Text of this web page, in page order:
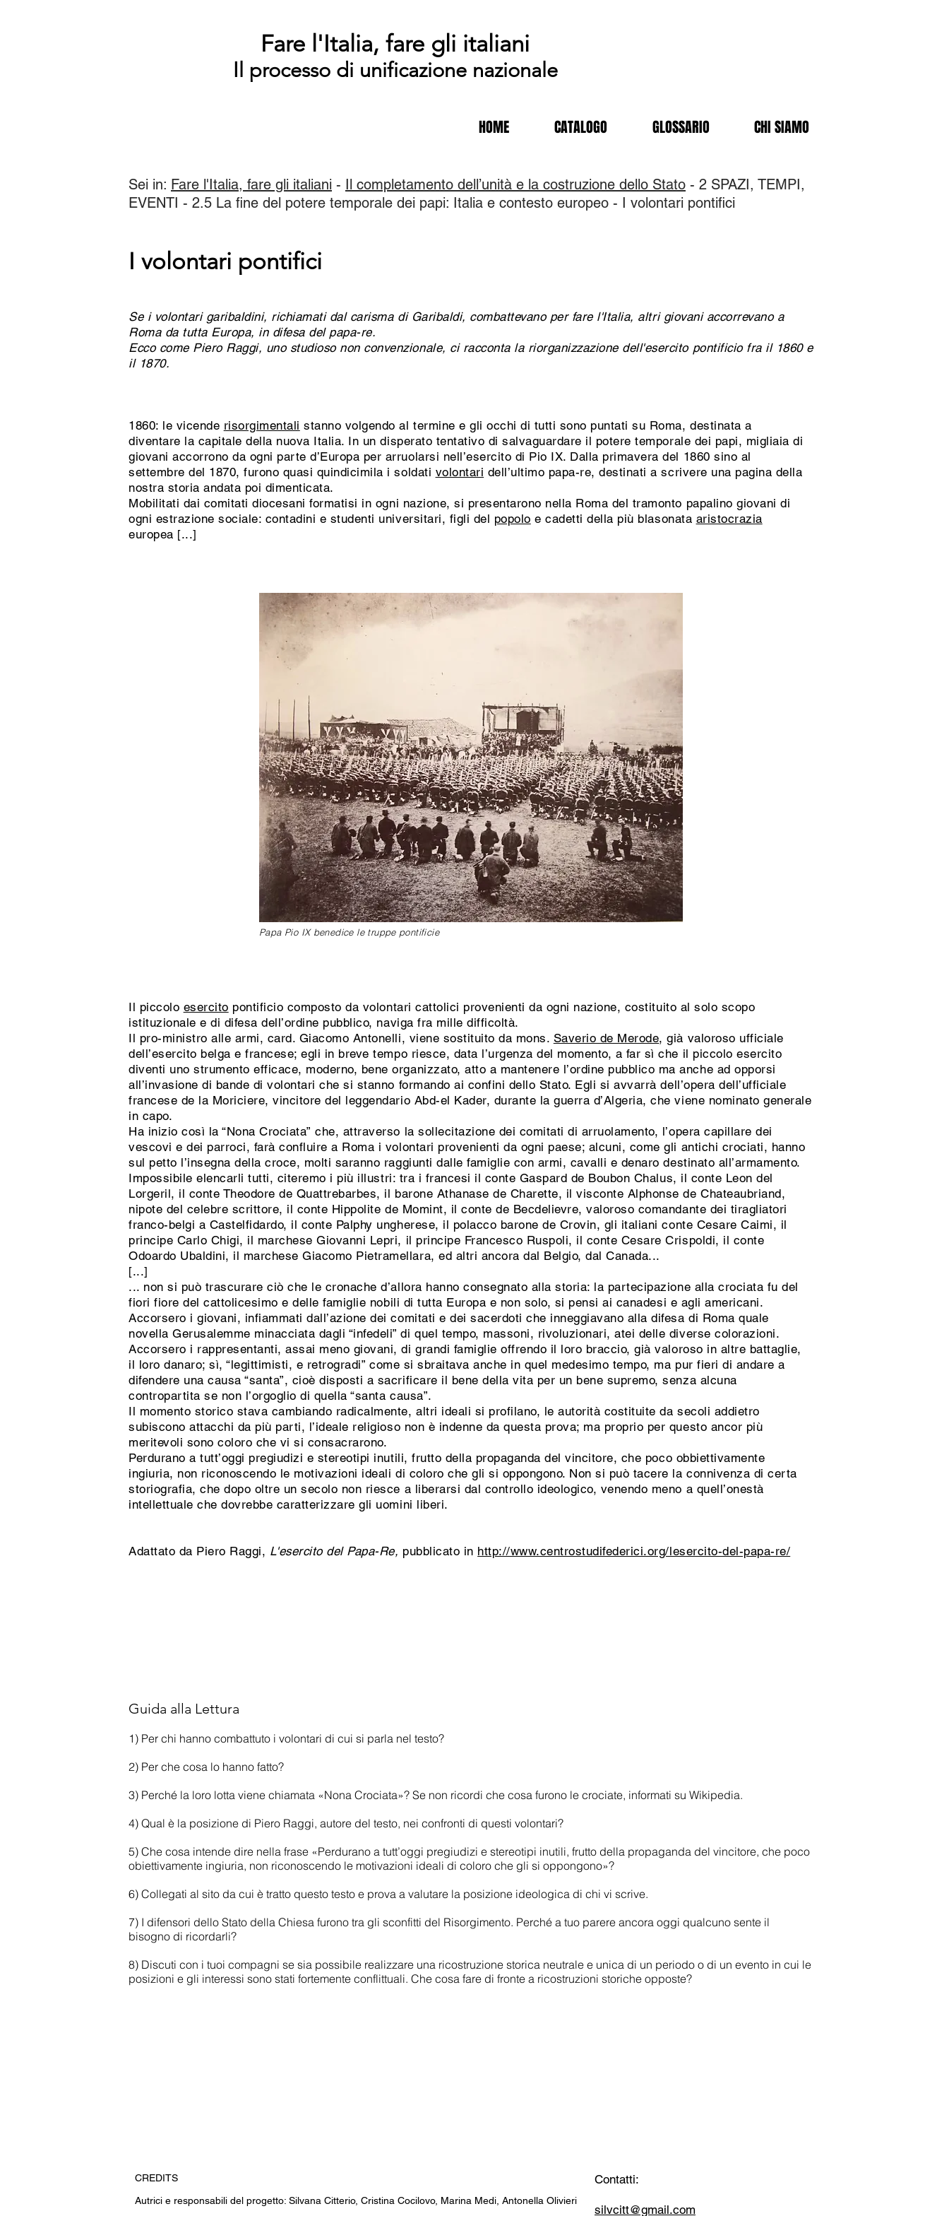
Fare l'Italia, fare gli italiani
Il processo di unificazione nazionale
HOME CATALOGO GLOSSARIO CHI SIAMO
Sei in: Fare l'Italia, fare gli italiani - Il completamento dell’unità e la costruzione dello Stato - 2 SPAZI, TEMPI,
EVENTI - 2.5 La fine del potere temporale dei papi: Italia e contesto europeo - I volontari pontifici
I volontari pontifici
Se i volontari garibaldini, richiamati dal carisma di Garibaldi, combattevano per fare l'Italia, altri giovani accorrevano a
Roma da tutta Europa, in difesa del papa-re.
Ecco come Piero Raggi, uno studioso non convenzionale, ci racconta la riorganizzazione dell'esercito pontificio fra il 1860 e
il 1870.
1860: le vicende risorgimentali stanno volgendo al termine e gli occhi di tutti sono puntati su Roma, destinata a
diventare la capitale della nuova Italia. In un disperato tentativo di salvaguardare il potere temporale dei papi, migliaia di
giovani accorrono da ogni parte d’Europa per arruolarsi nell’esercito di Pio IX. Dalla primavera del 1860 sino al
settembre del 1870, furono quasi quindicimila i soldati volontari dell’ultimo papa-re, destinati a scrivere una pagina della
nostra storia andata poi dimenticata.
Mobilitati dai comitati diocesani formatisi in ogni nazione, si presentarono nella Roma del tramonto papalino giovani di
ogni estrazione sociale: contadini e studenti universitari, figli del popolo e cadetti della più blasonata aristocrazia
europea [...]
Papa Pio IX benedice le truppe pontificie
Il piccolo esercito pontificio composto da volontari cattolici provenienti da ogni nazione, costituito al solo scopo
istituzionale e di difesa dell’ordine pubblico, naviga fra mille difficoltà.
Il pro-ministro alle armi, card. Giacomo Antonelli, viene sostituito da mons. Saverio de Merode, già valoroso ufficiale
dell’esercito belga e francese; egli in breve tempo riesce, data l’urgenza del momento, a far sì che il piccolo esercito
diventi uno strumento efficace, moderno, bene organizzato, atto a mantenere l’ordine pubblico ma anche ad opporsi
all’invasione di bande di volontari che si stanno formando ai confini dello Stato. Egli si avvarrà dell’opera dell’ufficiale
francese de la Moriciere, vincitore del leggendario Abd-el Kader, durante la guerra d’Algeria, che viene nominato generale
in capo.
Ha inizio così la “Nona Crociata” che, attraverso la sollecitazione dei comitati di arruolamento, l’opera capillare dei
vescovi e dei parroci, farà confluire a Roma i volontari provenienti da ogni paese; alcuni, come gli antichi crociati, hanno
sul petto l’insegna della croce, molti saranno raggiunti dalle famiglie con armi, cavalli e denaro destinato all’armamento.
Impossibile elencarli tutti, citeremo i più illustri: tra i francesi il conte Gaspard de Boubon Chalus, il conte Leon del
Lorgeril, il conte Theodore de Quattrebarbes, il barone Athanase de Charette, il visconte Alphonse de Chateaubriand,
nipote del celebre scrittore, il conte Hippolite de Momint, il conte de Becdelievre, valoroso comandante dei tiragliatori
franco-belgi a Castelfidardo, il conte Palphy ungherese, il polacco barone de Crovin, gli italiani conte Cesare Caimi, il
principe Carlo Chigi, il marchese Giovanni Lepri, il principe Francesco Ruspoli, il conte Cesare Crispoldi, il conte
Odoardo Ubaldini, il marchese Giacomo Pietramellara, ed altri ancora dal Belgio, dal Canada...
[...]
... non si può trascurare ciò che le cronache d’allora hanno consegnato alla storia: la partecipazione alla crociata fu del
fiori fiore del cattolicesimo e delle famiglie nobili di tutta Europa e non solo, si pensi ai canadesi e agli americani.
Accorsero i giovani, infiammati dall’azione dei comitati e dei sacerdoti che inneggiavano alla difesa di Roma quale
novella Gerusalemme minacciata dagli “infedeli” di quel tempo, massoni, rivoluzionari, atei delle diverse colorazioni.
Accorsero i rappresentanti, assai meno giovani, di grandi famiglie offrendo il loro braccio, già valoroso in altre battaglie,
il loro danaro; sì, “legittimisti, e retrogradi” come si sbraitava anche in quel medesimo tempo, ma pur fieri di andare a
difendere una causa “santa”, cioè disposti a sacrificare il bene della vita per un bene supremo, senza alcuna
contropartita se non l’orgoglio di quella “santa causa”.
Il momento storico stava cambiando radicalmente, altri ideali si profilano, le autorità costituite da secoli addietro
subiscono attacchi da più parti, l’ideale religioso non è indenne da questa prova; ma proprio per questo ancor più
meritevoli sono coloro che vi si consacrarono.
Perdurano a tutt’oggi pregiudizi e stereotipi inutili, frutto della propaganda del vincitore, che poco obbiettivamente
ingiuria, non riconoscendo le motivazioni ideali di coloro che gli si oppongono. Non si può tacere la connivenza di certa
storiografia, che dopo oltre un secolo non riesce a liberarsi dal controllo ideologico, venendo meno a quell’onestà
intellettuale che dovrebbe caratterizzare gli uomini liberi.
Adattato da Piero Raggi, L'esercito del Papa-Re, pubblicato in http://www.centrostudifederici.org/lesercito-del-papa-re/
Guida alla Lettura
1) Per chi hanno combattuto i volontari di cui si parla nel testo?
2) Per che cosa lo hanno fatto?
3) Perché la loro lotta viene chiamata «Nona Crociata»? Se non ricordi che cosa furono le crociate, informati su Wikipedia.
4) Qual è la posizione di Piero Raggi, autore del testo, nei confronti di questi volontari?
5) Che cosa intende dire nella frase «Perdurano a tutt’oggi pregiudizi e stereotipi inutili, frutto della propaganda del vincitore, che poco
obiettivamente ingiuria, non riconoscendo le motivazioni ideali di coloro che gli si oppongono»?
6) Collegati al sito da cui è tratto questo testo e prova a valutare la posizione ideologica di chi vi scrive.
7) I difensori dello Stato della Chiesa furono tra gli sconfitti del Risorgimento. Perché a tuo parere ancora oggi qualcuno sente il
bisogno di ricordarli?
8) Discuti con i tuoi compagni se sia possibile realizzare una ricostruzione storica neutrale e unica di un periodo o di un evento in cui le
posizioni e gli interessi sono stati fortemente conflittuali. Che cosa fare di fronte a ricostruzioni storiche opposte?
CREDITS
Autrici e responsabili del progetto: Silvana Citterio, Cristina Cocilovo, Marina Medi, Antonella Olivieri
Contatti:
silvcitt@gmail.com